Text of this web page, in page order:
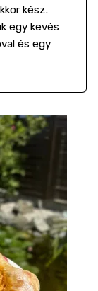
kész.
egy kevés
és egy